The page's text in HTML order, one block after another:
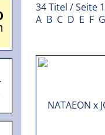
34 Titel / Seite
A B C D E F G